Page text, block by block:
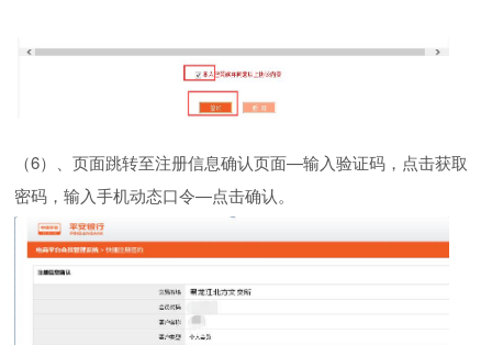
（6）、页面跳转至注册信息确认页面—输入验证码，点击获取
密码，输入手机动态口令—点击确认。